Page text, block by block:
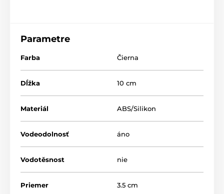
Parametre
Farba Čierna
Dĺžka 10 cm
Materiál ABS/Silikon
Vodeodolnosť áno
Vodotěsnost nie
Priemer 3.5 cm